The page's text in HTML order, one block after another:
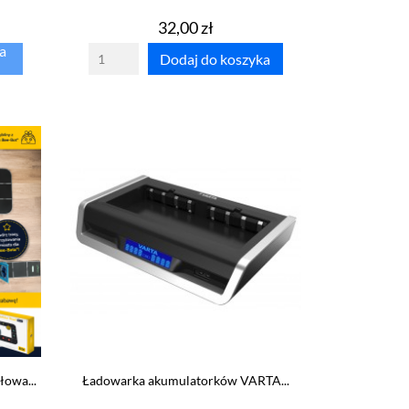
Cena
32,00 zł
Dodaj do koszyka
Ładowarka akumulatorków VARTA...